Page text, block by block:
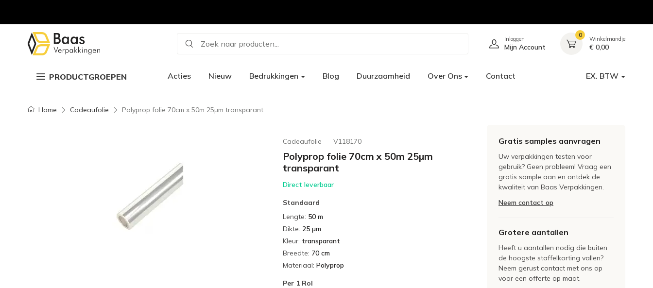
Zoek naar producten... Inloggen
Mijn Account
0
Winkelmandje
€ 0,00
PRODUCTGROEPEN Acties Nieuw Bedrukkingen Blog Duurzaamheid Over Ons Contact EX. BTW
Home Cadeaufolie Polyprop folie 70cm x 50m 25µm transparant
Cadeaufolie V118170
Polyprop folie 70cm x 50m 25µm
transparant
Direct leverbaar
Standaard
Lengte: 50 m
Dikte: 25 µm
Kleur: transparant
Breedte: 70 cm
Materiaal: Polyprop
Per 1 Rol
Gratis samples aanvragen
Uw verpakkingen testen voor
gebruik? Geen probleem! Vraag een
gratis sample aan en ontdek de
kwaliteit van Baas Verpakkingen.
Neem contact op
Grotere aantallen
Heeft u aantallen nodig die buiten
de hoogste staffelkorting vallen?
Neem gerust contact met ons op
voor een offerte op maat.